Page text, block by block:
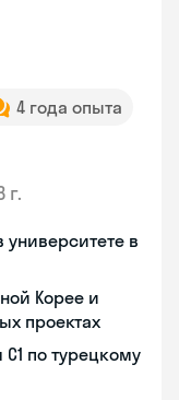
4 года опыта
г.
университете в
Корее и
проектах
по турецкому